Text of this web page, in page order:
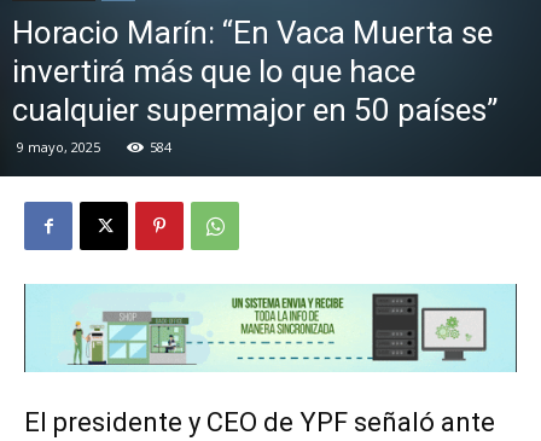
Horacio Marín: “En Vaca Muerta se
invertirá más que lo que hace
cualquier supermajor en 50 países”
9 mayo, 2025 584
El presidente y CEO de YPF señaló ante